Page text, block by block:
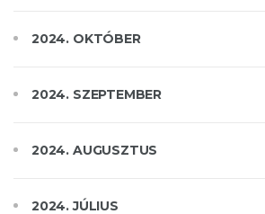
2024. OKTÓBER
2024. SZEPTEMBER
2024. AUGUSZTUS
2024. JÚLIUS